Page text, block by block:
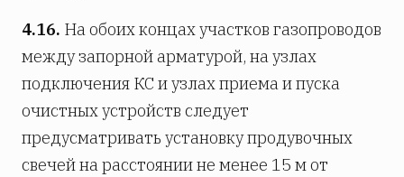
4.16. На обоих концах участков газопроводов
между запорной арматурой, на узлах
подключения КС и узлах приема и пуска
очистных устройств следует
предусматривать установку продувочных
свечей на расстоянии не менее 15 м от